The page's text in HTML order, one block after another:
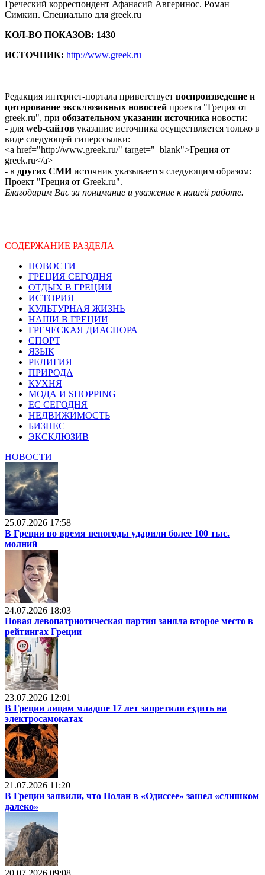
Греческий корреспондент Афанасий Авгеринос. Роман
Симкин. Специально для greek.ru
КОЛ-ВО ПОКАЗОВ: 1430
ИСТОЧНИК: http://www.greek.ru
Редакция интернет-портала приветствует воспроизведение и
цитирование эксклюзивных новостей проекта "Греция от
greek.ru", при обязательном указании источника новости:
- для web-сайтов указание источника осуществляется только в
виде следующей гиперссылки:
<a href="http://www.greek.ru/" target="_blank">Греция от
greek.ru</a>
- в других СМИисточник указывается следующим образом:
Проект "Греция от Greek.ru".
Благодарим Вас за понимание и уважение к нашей работе.
СОДЕРЖАНИЕ РАЗДЕЛА
НОВОСТИ
ГРЕЦИЯ СЕГОДНЯ
ОТДЫХ В ГРЕЦИИ
ИСТОРИЯ
КУЛЬТУРНАЯ ЖИЗНЬ
НАШИ В ГРЕЦИИ
ГРЕЧЕСКАЯ ДИАСПОРА
СПОРТ
ЯЗЫК
РЕЛИГИЯ
ПРИРОДА
КУХНЯ
МОДА И SHOPPING
ЕС СЕГОДНЯ
НЕДВИЖИМОСТЬ
БИЗНЕС
ЭКСКЛЮЗИВ
НОВОСТИ
25.07.2026 17:58
В Греции во время непогоды ударили более 100 тыс.
молний
24.07.2026 18:03
Новая левопатриотическая партия заняла второе место в
рейтингах Греции
23.07.2026 12:01
В Греции лицам младше 17 лет запретили ездить на
электросамокатах
21.07.2026 11:20
В Греции заявили, что Нолан в «Одиссее» зашел «слишком
далеко»